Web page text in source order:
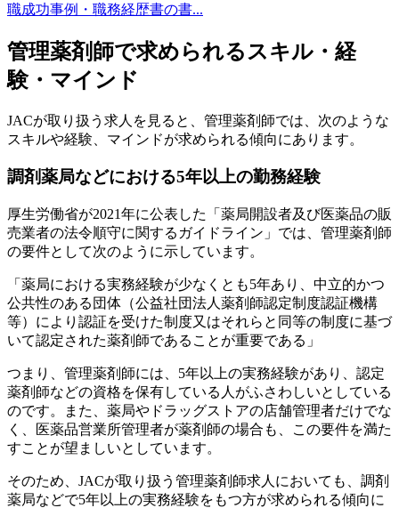
職成功事例・職務経歴書の書...
管理薬剤師で求められるスキル・経
験・マインド
JACが取り扱う求人を見ると、管理薬剤師では、次のような
スキルや経験、マインドが求められる傾向にあります。
調剤薬局などにおける5年以上の勤務経験
厚生労働省が2021年に公表した「薬局開設者及び医薬品の販
売業者の法令順守に関するガイドライン」では、管理薬剤師
の要件として次のように示しています。
「薬局における実務経験が少なくとも5年あり、中立的かつ
公共性のある団体（公益社団法人薬剤師認定制度認証機構
等）により認証を受けた制度又はそれらと同等の制度に基づ
いて認定された薬剤師であることが重要である」
つまり、管理薬剤師には、5年以上の実務経験があり、認定
薬剤師などの資格を保有している人がふさわしいとしている
のです。また、薬局やドラッグストアの店舗管理者だけでな
く、医薬品営業所管理者が薬剤師の場合も、この要件を満た
すことが望ましいとしています。
そのため、JACが取り扱う管理薬剤師求人においても、調剤
薬局などで5年以上の実務経験をもつ方が求められる傾向に